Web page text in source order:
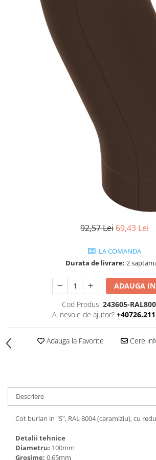
92,57 Lei 69,43 Lei
LA COMANDA
Durata de livrare: 2
ADAUGA IN
Cod Produs: 243605-
Ai nevoie de ajutor?
Adauga la Favorite Cere
Descriere
Cot burlan in "S", RAL 8004 (caramiziu), cu
Detalii tehnice
Diametru: 100mm
Grosime: 0.65mm